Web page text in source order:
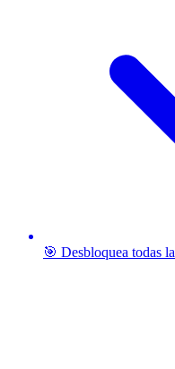
🎯 Desbloquea todas